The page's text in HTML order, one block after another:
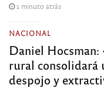
1 minuto atrás
NACIONAL
Daniel
rural consolidará
despojo y